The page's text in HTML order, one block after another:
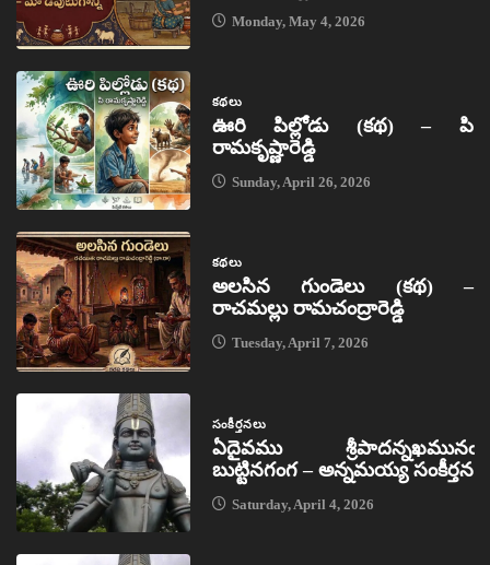
Monday, May 4, 2026
కథలు
ఊరి పిల్లోడు (కథ) – పి
రామకృష్ణారెడ్డి
Sunday, April 26, 2026
కథలు
అలసిన గుండెలు (కథ) –
రాచమల్లు రామచంద్రారెడ్డి
Tuesday, April 7, 2026
సంకీర్తనలు
ఏదైవము శ్రీపాదన్నఖమునఁ
బుట్టినగంగ – అన్నమయ్య సంకీర్తన
Saturday, April 4, 2026